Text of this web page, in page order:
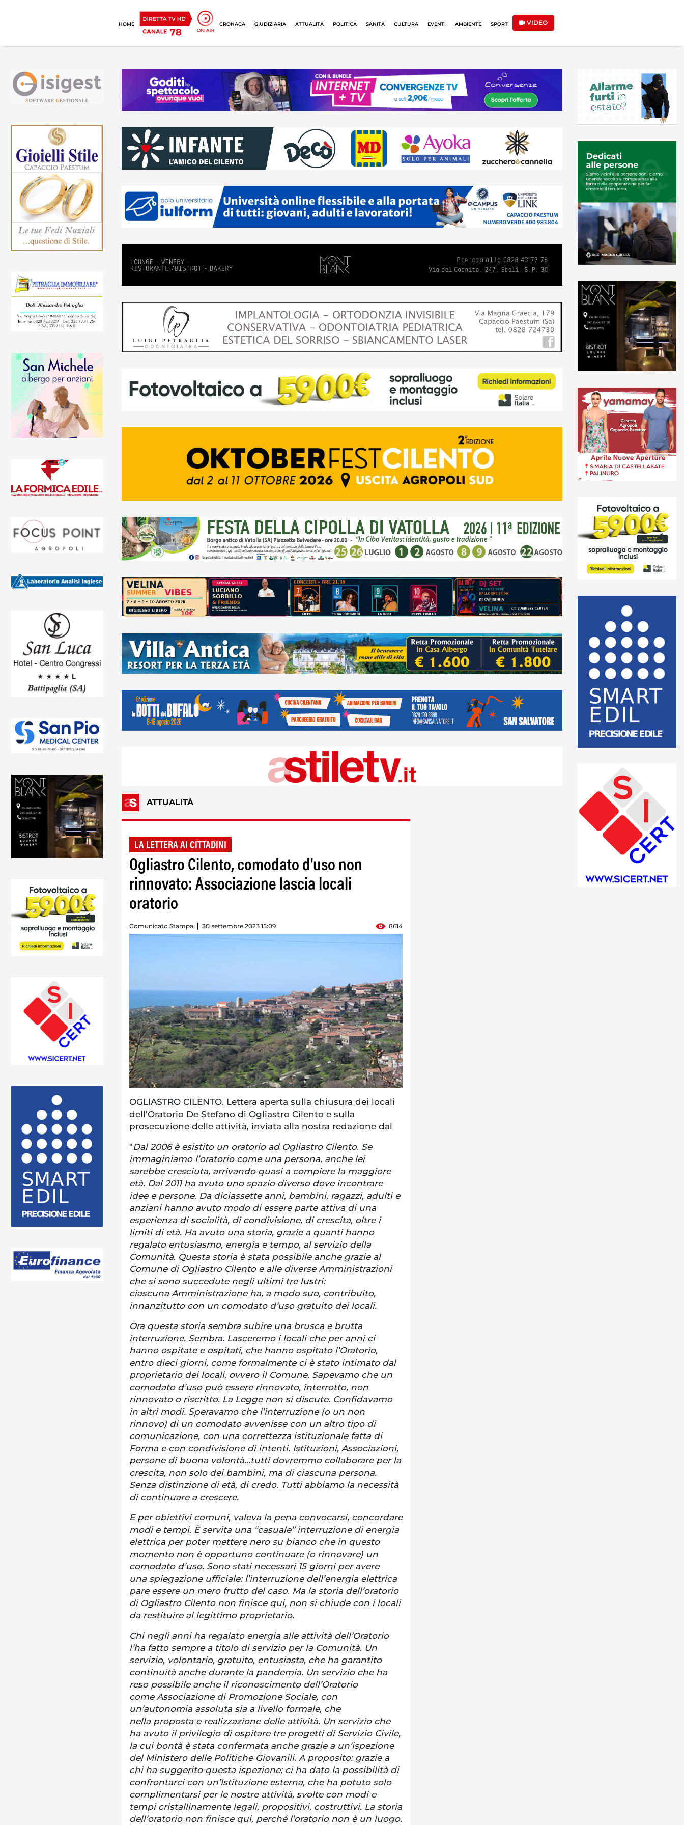
HOME CRONACA GIUDIZIARIA ATTUALITÀ POLITICA SANITÀ CULTURA EVENTI AMBIENTE SPORT VIDEO
ATTUALITÀ
LA LETTERA AI CITTADINI
Ogliastro Cilento, comodato d'uso non
rinnovato: Associazione lascia locali
oratorio
Comunicato Stampa 30 settembre 2023 15:09 8614
OGLIASTRO CILENTO. Lettera aperta sulla chiusura dei locali
dell’Oratorio De Stefano di Ogliastro Cilento e sulla
prosecuzione delle attività, inviata alla nostra redazione dal
"Dal 2006 è esistito un oratorio ad Ogliastro Cilento. Se
immaginiamo l’oratorio come una persona, anche lei
sarebbe cresciuta, arrivando quasi a compiere la maggiore
età. Dal 2011 ha avuto uno spazio diverso dove incontrare
idee e persone. Da diciassette anni, bambini, ragazzi, adulti e
anziani hanno avuto modo di essere parte attiva di una
esperienza di socialità, di condivisione, di crescita, oltre i
limiti di età. Ha avuto una storia, grazie a quanti hanno
regalato entusiasmo, energia e tempo, al servizio della
Comunità. Questa storia è stata possibile anche grazie al
Comune di Ogliastro Cilento e alle diverse Amministrazioni
che si sono succedute negli ultimi tre lustri:
ciascuna Amministrazione ha, a modo suo, contribuito,
innanzitutto con un comodato d’uso gratuito dei locali.
Ora questa storia sembra subire una brusca e brutta
interruzione. Sembra. Lasceremo i locali che per anni ci
hanno ospitate e ospitati, che hanno ospitato l’Oratorio,
entro dieci giorni, come formalmente ci è stato intimato dal
proprietario dei locali, ovvero il Comune. Sapevamo che un
comodato d’uso può essere rinnovato, interrotto, non
rinnovato o riscritto. La Legge non si discute. Confidavamo
in altri modi. Speravamo che l’interruzione (o un non
rinnovo) di un comodato avvenisse con un altro tipo di
comunicazione, con una correttezza istituzionale fatta di
Forma e con condivisione di intenti. Istituzioni, Associazioni,
persone di buona volontà…tutti dovremmo collaborare per la
crescita, non solo dei bambini, ma di ciascuna persona.
Senza distinzione di età, di credo. Tutti abbiamo la necessità
di continuare a crescere.
E per obiettivi comuni, valeva la pena convocarsi, concordare
modi e tempi. È servita una “casuale” interruzione di energia
elettrica per poter mettere nero su bianco che in questo
momento non è opportuno continuare (o rinnovare) un
comodato d’uso. Sono stati necessari 15 giorni per avere
una spiegazione ufficiale: l’interruzione dell’energia elettrica
pare essere un mero frutto del caso. Ma la storia dell’oratorio
di Ogliastro Cilento non finisce qui, non si chiude con i locali
da restituire al legittimo proprietario.
Chi negli anni ha regalato energia alle attività dell’Oratorio
l’ha fatto sempre a titolo di servizio per la Comunità. Un
servizio, volontario, gratuito, entusiasta, che ha garantito
continuità anche durante la pandemia. Un servizio che ha
reso possibile anche il riconoscimento dell’Oratorio
come Associazione di Promozione Sociale, con
un’autonomia assoluta sia a livello formale, che
nella proposta e realizzazione delle attività. Un servizio che
ha avuto il privilegio di ospitare tre progetti di Servizio Civile,
la cui bontà è stata confermata anche grazie a un’ispezione
del Ministero delle Politiche Giovanili. A proposito: grazie a
chi ha suggerito questa ispezione; ci ha dato la possibilità di
confrontarci con un’Istituzione esterna, che ha potuto solo
complimentarsi per le nostre attività, svolte con modi e
tempi cristallinamente legali, propositivi, costruttivi. La storia
dell’oratorio non finisce qui, perché l’oratorio non è un luogo.